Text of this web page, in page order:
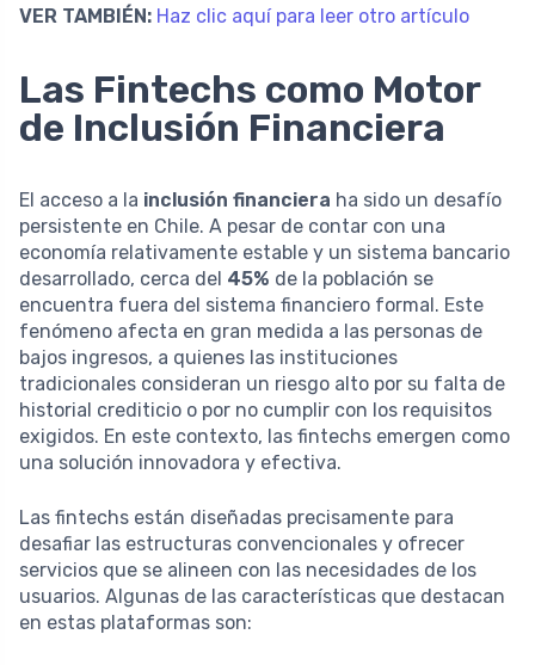
VER TAMBIÉN: Haz clic aquí para leer otro artículo
Las Fintechs como Motor
de Inclusión Financiera
El acceso a la inclusión financiera ha sido un desafío
persistente en Chile. A pesar de contar con una
economía relativamente estable y un sistema bancario
desarrollado, cerca del 45% de la población se
encuentra fuera del sistema financiero formal. Este
fenómeno afecta en gran medida a las personas de
bajos ingresos, a quienes las instituciones
tradicionales consideran un riesgo alto por su falta de
historial crediticio o por no cumplir con los requisitos
exigidos. En este contexto, las fintechs emergen como
una solución innovadora y efectiva.
Las fintechs están diseñadas precisamente para
desafiar las estructuras convencionales y ofrecer
servicios que se alineen con las necesidades de los
usuarios. Algunas de las características que destacan
en estas plataformas son: